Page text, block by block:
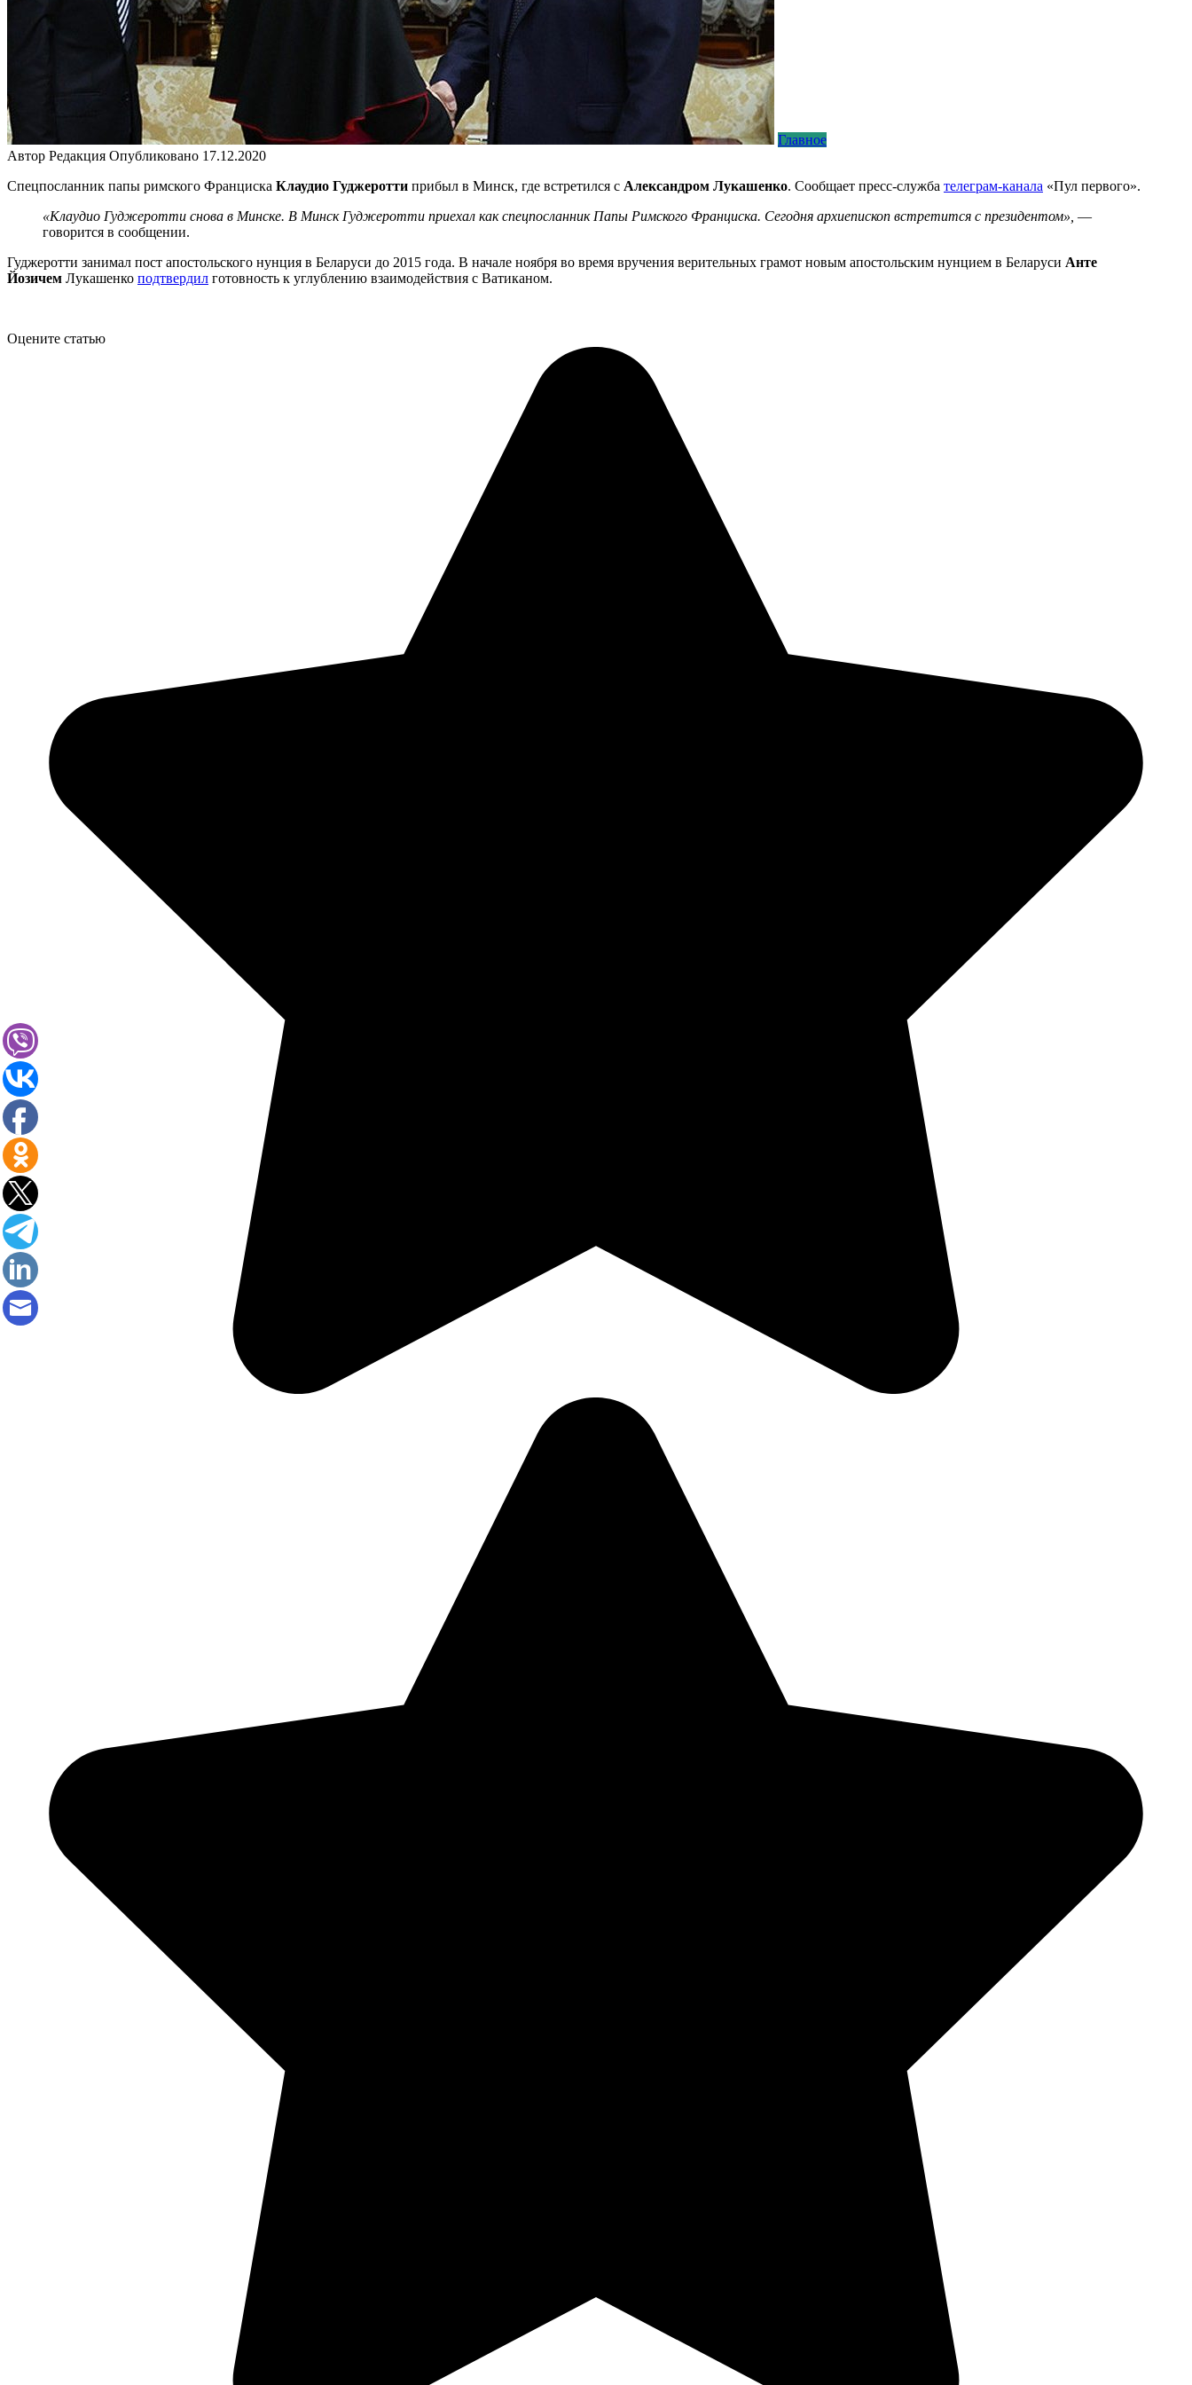
Главное
Автор Редакция Опубликовано 17.12.2020
Спецпосланник папы римского Франциска Клаудио Гуджеротти прибыл в Минск, где встретился с Александром Лукашенко. Сообщает пресс-служба телеграм-канала «Пул первого».
«Клаудио Гуджеротти снова в Минске. В Минск Гуджеротти приехал как спецпосланник Папы Римского Франциска. Сегодня архиепископ встретится с президентом», —
говорится в сообщении.
Гуджеротти занимал пост апостольского нунция в Беларуси до 2015 года. В начале ноября во время вручения верительных грамот новым апостольским нунцием в Беларуси Анте
Йозичем Лукашенко подтвердил готовность к углублению взаимодействия с Ватиканом.
Оцените статью